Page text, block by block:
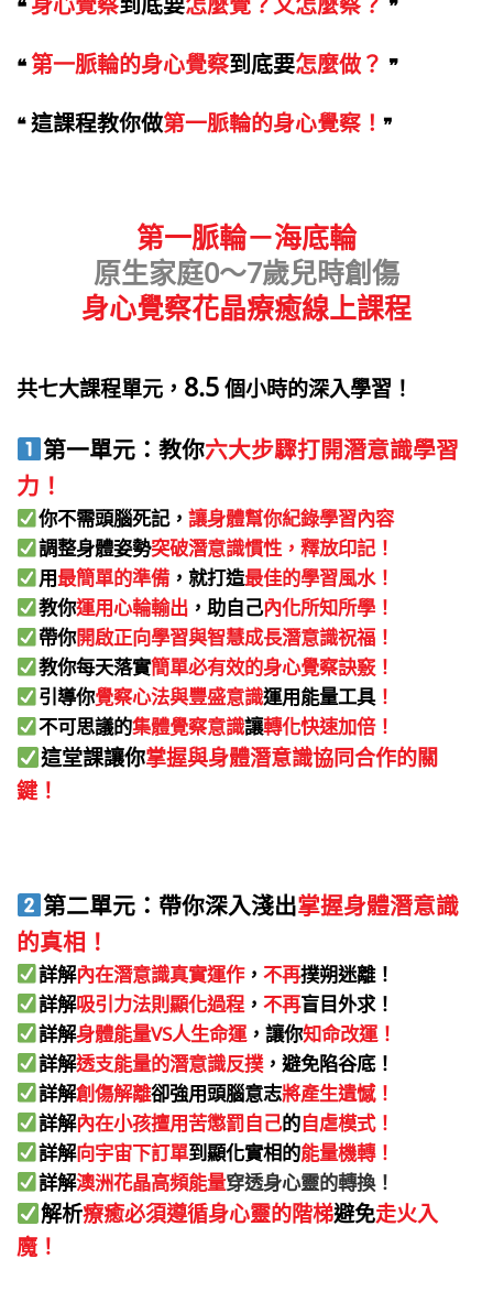
❝第一脈輪的身心覺察到底要怎麼做？ ❞
❝這課程教你做第一脈輪的身心覺察！ ❞
第一脈輪－海底輪
原生家庭0～7歲兒時創傷
身心覺察花晶療癒線上課程
共七大課程單元， 8.5個小時的深入學習！
第一單元：教你六大步驟打開潛意識學習
力！
你不需頭腦死記， 讓身體幫你紀錄學習內容
調整身體姿勢突破潛意識慣性，釋放印記！
用最簡單的準備，就打造最佳的學習風水！
教你運用心輪輸出，助自己內化所知所學！
帶你開啟正向學習與智慧成長潛意識祝福！
教你每天落實簡單必有效的身心覺察訣竅！
引導你覺察心法與豐盛意識運用能量工具！
不可思議的集體覺察意識讓轉化快速加倍！
這堂課讓你掌握與身體潛意識協同合作的關
鍵！
第二單元：帶你深入淺出掌握身體潛意識
的真相！
詳解內在潛意識真實運作， 不再撲朔迷離！
詳解吸引力法則顯化過程， 不再盲目外求！
詳解身體能量VS人生命運，讓你知命改運！
詳解透支能量的潛意識反撲，避免陷谷底！
詳解創傷解離卻強用頭腦意志將產生遺憾！
詳解內在小孩擅用苦懲罰自己的自虐模式！
詳解向宇宙下訂單到顯化實相的能量機轉！
詳解澳洲花晶高頻能量穿透身心靈的轉換！
解析療癒必須遵循身心靈的階梯避免走火入
魔！